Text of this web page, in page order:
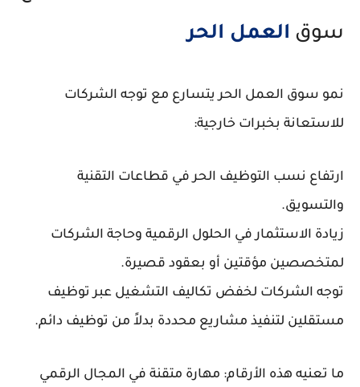
سوق العمل الحر
نمو سوق العمل الحر يتسارع مع توجه الشركات
للاستعانة بخبرات خارجية:
ارتفاع نسب التوظيف الحر في قطاعات التقنية
والتسويق.
زيادة الاستثمار في الحلول الرقمية وحاجة الشركات
لمتخصصين مؤقتين أو بعقود قصيرة.
توجه الشركات لخفض تكاليف التشغيل عبر توظيف
مستقلين لتنفيذ مشاريع محددة بدلاً من توظيف دائم.
ما تعنيه هذه الأرقام: مهارة متقنة في المجال الرقمي